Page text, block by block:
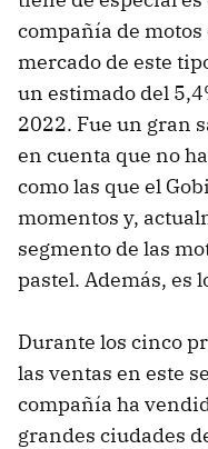
compañía de
mercado de este
un estimado del
2022. Fue un gran
en cuenta que no
como las que el
momentos y,
segmento de las
pastel. Además, es
Durante los cinco
las ventas en este
compañía ha
grandes ciudades